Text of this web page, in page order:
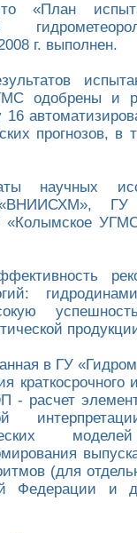
«План
г. выполнен.
одобрены и
прогнозов,
научных
«ВНИИСХМ»,
в ГУ
краткосрочного
- расчет
(для
Федерации и